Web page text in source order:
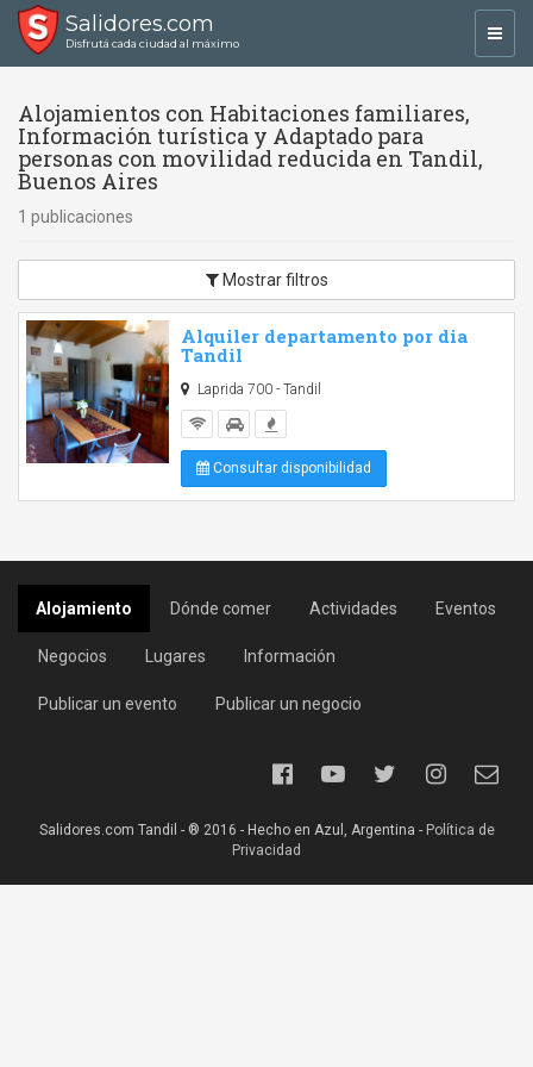
Salidores.com
Disfrutá cada ciudad al máximo
Alojamientos con Habitaciones familiares,
Información turística y Adaptado para
personas con movilidad reducida en Tandil,
Buenos Aires
1 publicaciones
Mostrar filtros
Alquiler departamento por dia
Tandil
Laprida 700 - Tandil
Consultar disponibilidad
Alojamiento Dónde comer Actividades Eventos
Negocios Lugares Información
Publicar un evento Publicar un negocio
Salidores.com Tandil - ® 2016 - Hecho en Azul, Argentina - Política de
Privacidad